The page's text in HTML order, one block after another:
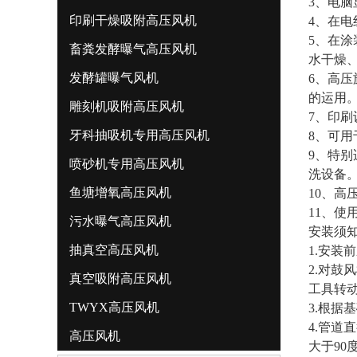
印刷干燥吸附高压风机
畜粪发酵曝气高压风机
发酵罐曝气风机
雕刻机吸附高压风机
牙科抽吸机专用高压风机
喷砂机专用高压风机
鱼塘增氧高压风机
污水曝气高压风机
抽真空高压风机
真空吸附高压风机
TWYX高压风机
高压风机
4、在电
5、在
水干燥
6、高压
的运用
7、印
8、可用
9、特别
洗设备
10、高
11、使
安装须
1.安装
2.对鼓
工具转
3.根据
4.管道
大于90